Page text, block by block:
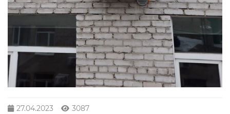
27.04.2023 3087